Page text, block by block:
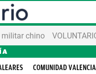
militar chino
COMUNIDAD